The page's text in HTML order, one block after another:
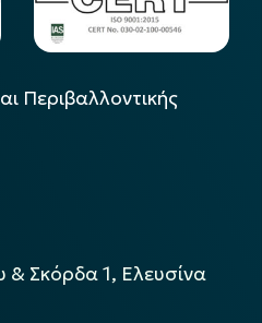
Περιβαλλοντικής
& Σκόρδα 1, Ελευσίνα